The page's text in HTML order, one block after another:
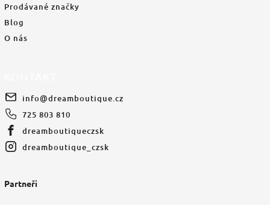
Prodávané značky
Blog
O nás
info@dreamboutique.cz
725 803 810
dreamboutiqueczsk
dreamboutique_czsk
Partneři